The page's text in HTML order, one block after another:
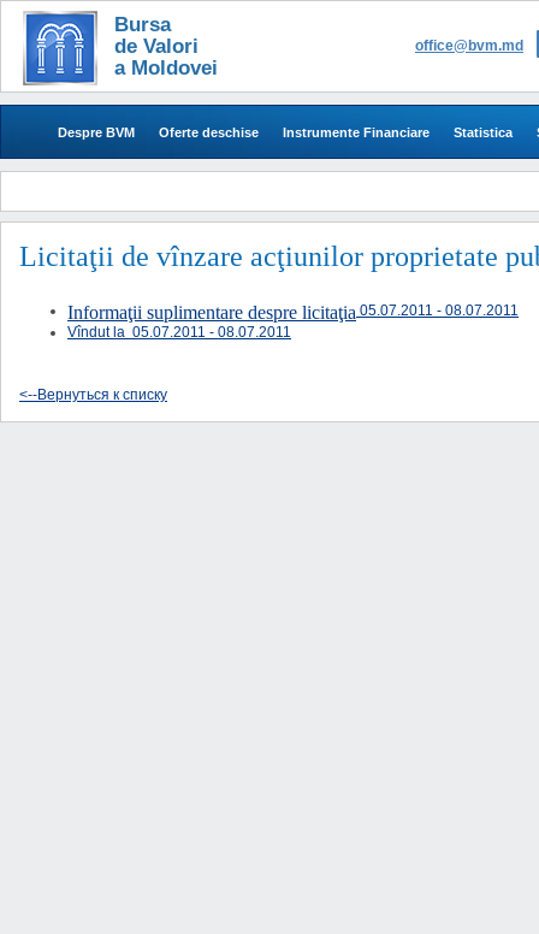
Bursa
de Valori
a Moldovei
office@bvm.md
Despre BVM Oferte deschise Instrumente Financiare Statistica
Licitaţii de vînzare acţiunilor proprietate
Informaţii suplimentare despre licitaţia 05.07.2011 - 08.07.2011
Vîndut la 05.07.2011 - 08.07.2011
<--Вернуться к списку